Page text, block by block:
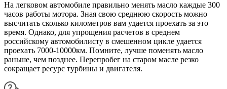
На легковом автомобиле правильно менять масло каждые 300
часов работы мотора. Зная свою среднюю скорость можно
высчитать сколько километров вам удается проехать за это
время. Однако, для упрощения расчетов в среднем
российскому автомобилисту в смешенном цикле удается
проехать 7000-10000км. Помните, лучше поменять масло
раньше, чем позднее. Перепробег на старом масле резко
сокращает ресурс турбины и двигателя.